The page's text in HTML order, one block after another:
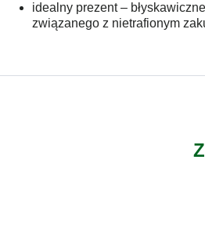
idealny prezent –
związanego z nietrafionym